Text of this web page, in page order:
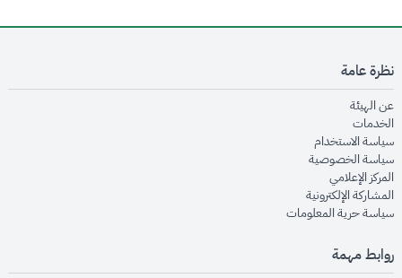
نظرة عامة
عن الهيئةopens in new window
الخدماتopens in new window
سياسة الاستخدام
سياسة الخصوصيةopens in new window
المركز الإعلاميopens in new window
المشاركة الإلكترونيةopens in new window
سياسة حرية المعلوماتopens in new window
روابط مهمة